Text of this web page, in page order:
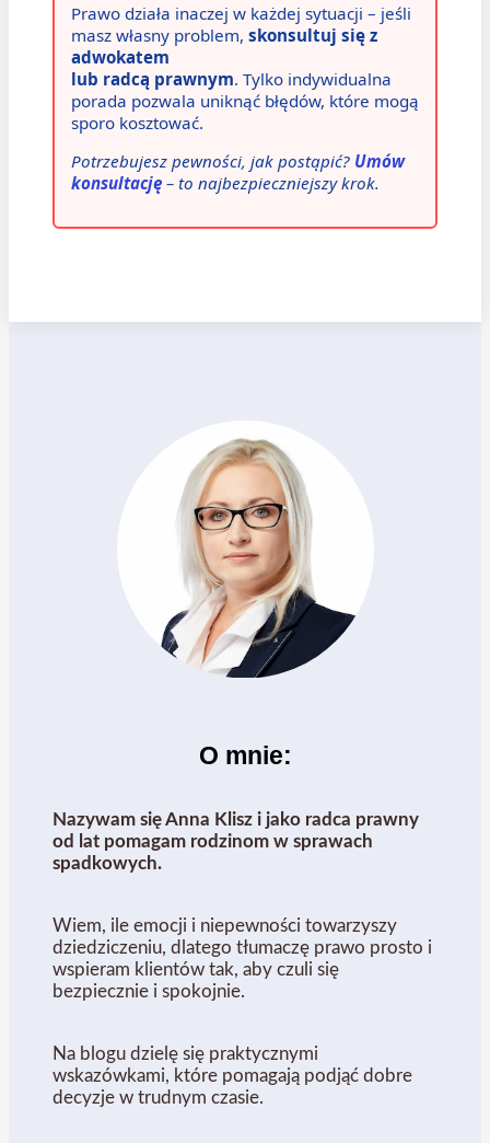
O mnie:
Nazywam się Anna Klisz i jako radca prawny
od lat pomagam rodzinom w sprawach
spadkowych.
Wiem, ile emocji i niepewności towarzyszy
dziedziczeniu, dlatego tłumaczę prawo prosto i
wspieram klientów tak, aby czuli się
bezpiecznie i spokojnie.
Na blogu dzielę się praktycznymi
wskazówkami, które pomagają podjąć dobre
decyzje w trudnym czasie.
Prawo działa inaczej w każdej sytuacji – jeśli
masz własny problem, skonsultuj się z
adwokatem
lub radcą prawnym. Tylko indywidualna
porada pozwala uniknąć błędów, które mogą
sporo kosztować.
Potrzebujesz pewności, jak postąpić? Umów
konsultację – to najbezpieczniejszy krok.